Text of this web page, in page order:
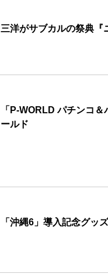
三洋がサブカルの祭典『
「P-WORLD パチンコ
ールド
「沖縄6」導入記念グッ